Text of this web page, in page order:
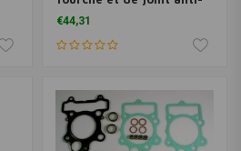
poussière Modèle 56-186
€44,31